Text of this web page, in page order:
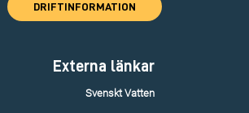
DRIFTINFORMATION
Externa länkar
Svenskt Vatten